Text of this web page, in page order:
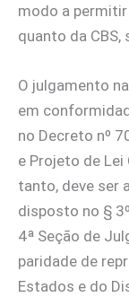
modo a
quanto da CBS,
O julgamento
em
no Decreto nº
e Projeto de
tanto, deve ser
disposto no §
4ª Seção de
paridade de
Estados e do